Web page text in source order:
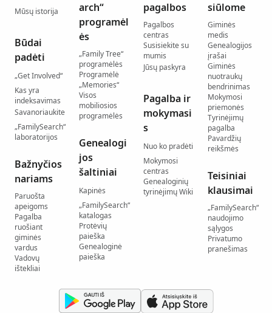
Mūsų istorija
Būdai
padėti
„Get Involved“
Kas yra
indeksavimas
Savanoriaukite
„FamilySearch“
laboratorijos
Bažnyčios
nariams
Paruošta
apeigoms
Pagalba
ruošiant
giminės
vardus
Vadovų
ištekliai
arch“
programėl
ės
„Family Tree“
programėlės
Programėlė
„Memories“
Visos
mobiliosios
programėlės
Genealogi
jos
šaltiniai
Kapinės
„FamilySearch“
katalogas
Protėvių
paieška
Genealoginė
paieška
pagalbos
Pagalbos
centras
Susisiekite su
mumis
Jūsų paskyra
Pagalba ir
mokymasi
s
Nuo ko pradėti
Mokymosi
centras
Genealoginių
tyrinėjimų Wiki
siūlome
Giminės
medis
Genealogijos
įrašai
Giminės
nuotraukų
bendrinimas
Mokymosi
priemonės
Tyrinėjimų
pagalba
Pavardžių
reikšmės
Teisiniai
klausimai
„FamilySearch“
naudojimo
sąlygos
Privatumo
pranešimas